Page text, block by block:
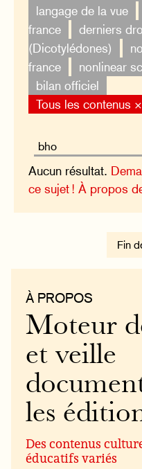
langage de la vue
france
derniers
(Dicotylédones)
france
nonlinear
bilan officiel
Tous les contenus ×
Aucun résultat.
ce sujet ! À propos
Fin
À PROPOS
Moteur
et veille
les
Des contenus
éducatifs variés